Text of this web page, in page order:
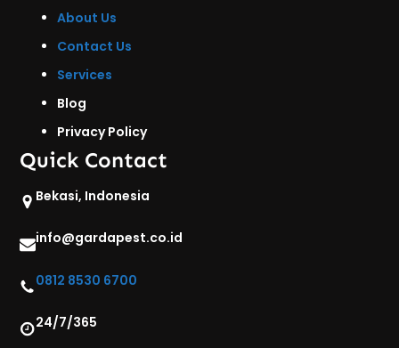
About Us
Contact Us
Services
Blog
Privacy Policy
Quick Contact
Bekasi, Indonesia
info@gardapest.co.id
0812 8530 6700
24/7/365